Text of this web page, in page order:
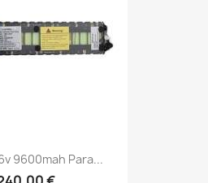
9600mah Para...